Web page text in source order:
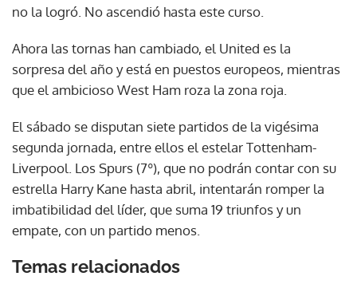
no la logró. No ascendió hasta este curso.
Ahora las tornas han cambiado, el United es la
sorpresa del año y está en puestos europeos, mientras
que el ambicioso West Ham roza la zona roja.
El sábado se disputan siete partidos de la vigésima
segunda jornada, entre ellos el estelar Tottenham-
Liverpool. Los Spurs (7º), que no podrán contar con su
estrella Harry Kane hasta abril, intentarán romper la
imbatibilidad del líder, que suma 19 triunfos y un
empate, con un partido menos.
Temas relacionados